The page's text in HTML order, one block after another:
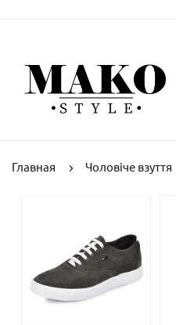
Главная Чоловіче взуття